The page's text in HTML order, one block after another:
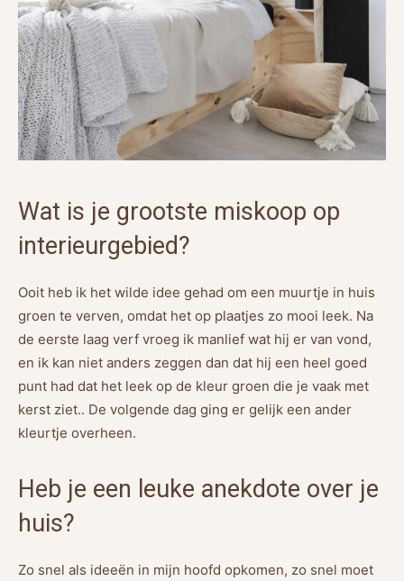
Wat is je grootste miskoop op
interieurgebied?
Ooit heb ik het wilde idee gehad om een muurtje in huis
groen te verven, omdat het op plaatjes zo mooi leek. Na
de eerste laag verf vroeg ik manlief wat hij er van vond,
en ik kan niet anders zeggen dan dat hij een heel goed
punt had dat het leek op de kleur groen die je vaak met
kerst ziet.. De volgende dag ging er gelijk een ander
kleurtje overheen.
Heb je een leuke anekdote over je
huis?
Zo snel als ideeën in mijn hoofd opkomen, zo snel moet